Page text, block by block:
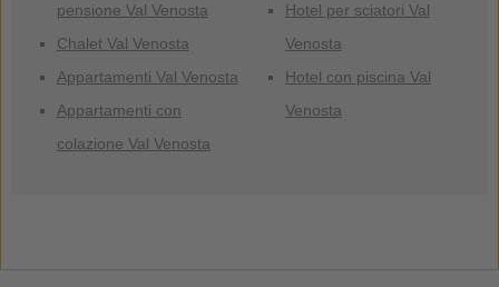
pensione Val Venosta
Chalet Val Venosta
Appartamenti Val Venosta
Appartamenti con
colazione Val Venosta
Hotel per sciatori Val
Venosta
Hotel con piscina Val
Venosta